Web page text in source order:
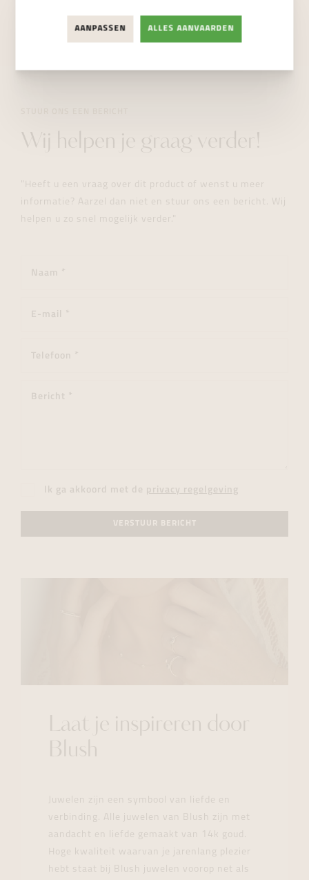
NIET BESCHIKBAAR
Wij helpen je graag verder!
"Heeft u een vraag over dit product of wenst u meer
informatie? Aarzel dan niet en stuur ons een bericht. Wij
helpen u zo snel mogelijk verder."
Ik ga akkoord met de privacy regelgeving
VERSTUUR BERICHT
Laat je inspireren door
Blush
Juwelen zijn een symbool van liefde en
verbinding. Alle juwelen van Blush zijn met
aandacht en liefde gemaakt van 14k goud.
Hoge kwaliteit waarvan je jarenlang plezier
hebt staat bij Blush juwelen voorop net als
AANPASSEN ALLES AANVAARDEN